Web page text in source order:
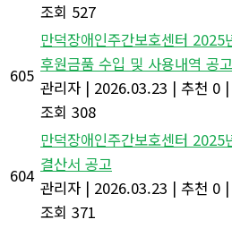
조회 527
605
만덕장애인주간보호센터 2025
후원금품 수입 및 사용내역 공고
관리자 | 2026.03.23 | 추천 0 |
조회 308
604
만덕장애인주간보호센터 2025
결산서 공고
관리자 | 2026.03.23 | 추천 0 |
조회 371